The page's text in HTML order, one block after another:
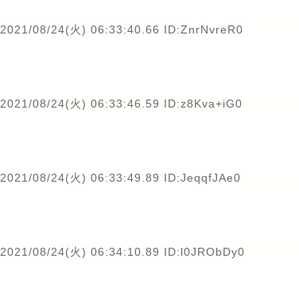
2021/08/24(火) 06:33:40.66 ID:ZnrNvreR0
2021/08/24(火) 06:33:46.59 ID:z8Kva+iG0
2021/08/24(火) 06:33:49.89 ID:JeqqfJAe0
2021/08/24(火) 06:34:10.89 ID:l0JRObDy0